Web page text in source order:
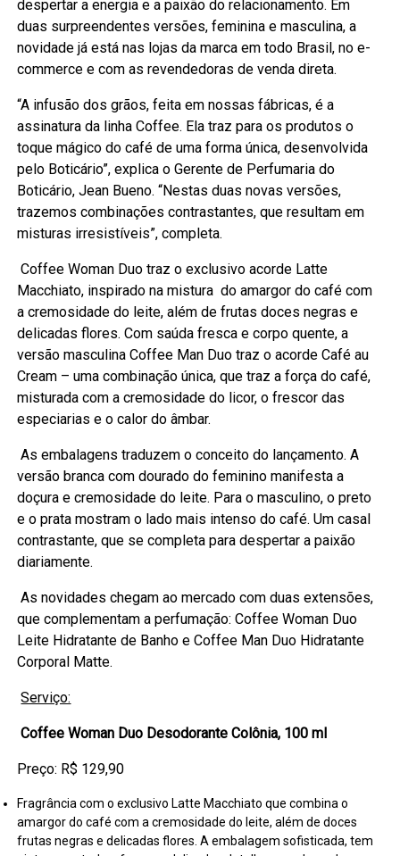
despertar a energia e a paixão do relacionamento. Em
duas surpreendentes versões, feminina e masculina, a
novidade já está nas lojas da marca em todo Brasil, no e-
commerce e com as revendedoras de venda direta.
“A infusão dos grãos, feita em nossas fábricas, é a
assinatura da linha Coffee. Ela traz para os produtos o
toque mágico do café de uma forma única, desenvolvida
pelo Boticário”, explica o Gerente de Perfumaria do
Boticário, Jean Bueno. “Nestas duas novas versões,
trazemos combinações contrastantes, que resultam em
misturas irresistíveis”, completa.
Coffee Woman Duo traz o exclusivo acorde Latte
Macchiato, inspirado na mistura do amargor do café com
a cremosidade do leite, além de frutas doces negras e
delicadas flores. Com saúda fresca e corpo quente, a
versão masculina Coffee Man Duo traz o acorde Café au
Cream – uma combinação única, que traz a força do café,
misturada com a cremosidade do licor, o frescor das
especiarias e o calor do âmbar.
As embalagens traduzem o conceito do lançamento. A
versão branca com dourado do feminino manifesta a
doçura e cremosidade do leite. Para o masculino, o preto
e o prata mostram o lado mais intenso do café. Um casal
contrastante, que se completa para despertar a paixão
diariamente.
As novidades chegam ao mercado com duas extensões,
que complementam a perfumação: Coffee Woman Duo
Leite Hidratante de Banho e Coffee Man Duo Hidratante
Corporal Matte.
Serviço:
Coffee Woman Duo Desodorante Colônia, 100 ml
Preço: R$ 129,90
Fragrância com o exclusivo Latte Macchiato que combina o
amargor do café com a cremosidade do leite, além de doces
frutas negras e delicadas flores. A embalagem sofisticada, tem